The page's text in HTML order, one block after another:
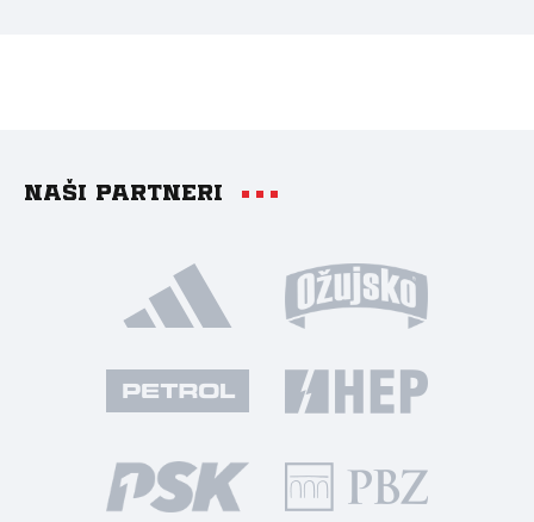
Naši partneri